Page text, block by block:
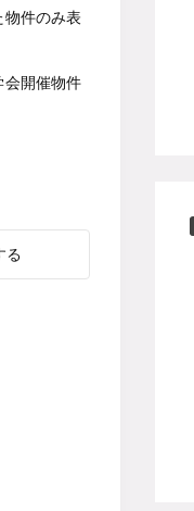
件のみ表
会開催物件
る